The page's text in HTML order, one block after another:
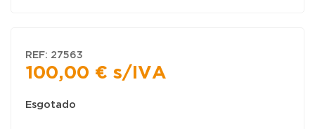
REF: 27563
100,00 € s/IVA
Esgotado